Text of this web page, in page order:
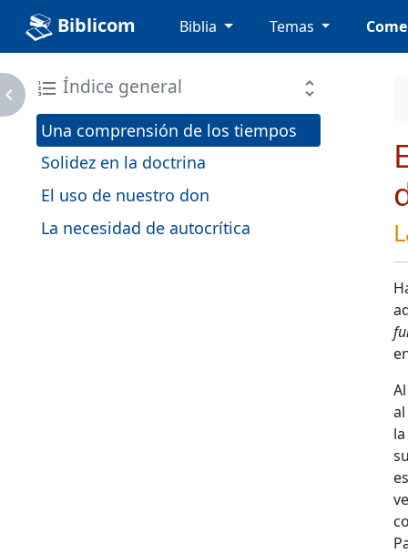
Biblicom Biblia Temas
format_list_numbered Índice general
unfold_more
Una comprensión de los tiempos
Solidez en la doctrina
El uso de nuestro don
La necesidad de autocrítica